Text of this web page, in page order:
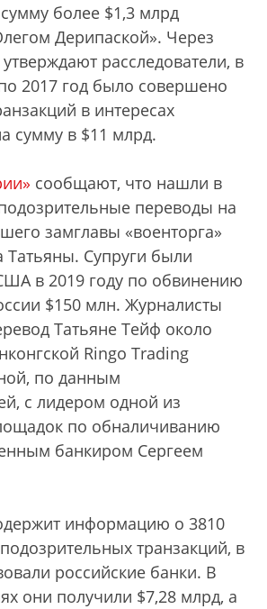
более $1,3 млрд
Дерипаской». Через
расследователи, в
2017 год было совершено
в интересах
сумму в $11 млрд.
сообщают, что нашли в
переводы на
замглавы «военторга»
Супруги были
в 2019 году по обвинению
$150 млн. Журналисты
Татьяне Тейф около
Ringo Trading
по данным
с лидером одной из
по обналичиванию
банкиром Сергеем
информацию о 3810
транзакций, в
российские банки. В
они получили $7,28 млрд, а